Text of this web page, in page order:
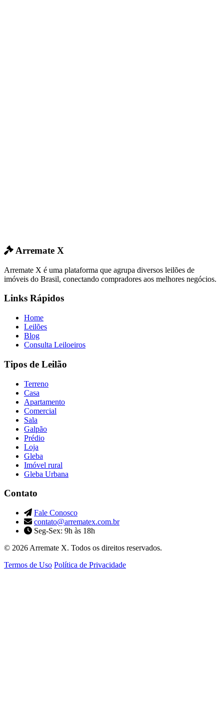
Arremate X
Arremate X é uma plataforma que agrupa diversos leilões de
imóveis do Brasil, conectando compradores aos melhores negócios.
Links Rápidos
Home
Leilões
Blog
Consulta Leiloeiros
Tipos de Leilão
Terreno
Casa
Apartamento
Comercial
Sala
Galpão
Prédio
Loja
Gleba
Imóvel rural
Gleba Urbana
Contato
Fale Conosco
contato@arrematex.com.br
Seg-Sex: 9h às 18h
© 2026 Arremate X. Todos os direitos reservados.
Termos de Uso Política de Privacidade